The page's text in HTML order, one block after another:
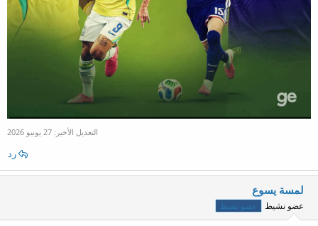
التعديل الأخير: 27 يونيو 2026
رد
لمسة يسوع
عضو نشيط عضو نشيط